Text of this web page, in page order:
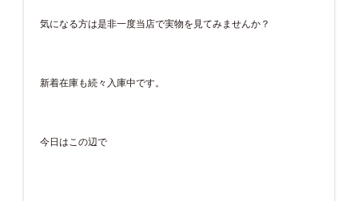
気になる方は是非一度当店で実物を見てみませんか？
新着在庫も続々入庫中です。
今日はこの辺で